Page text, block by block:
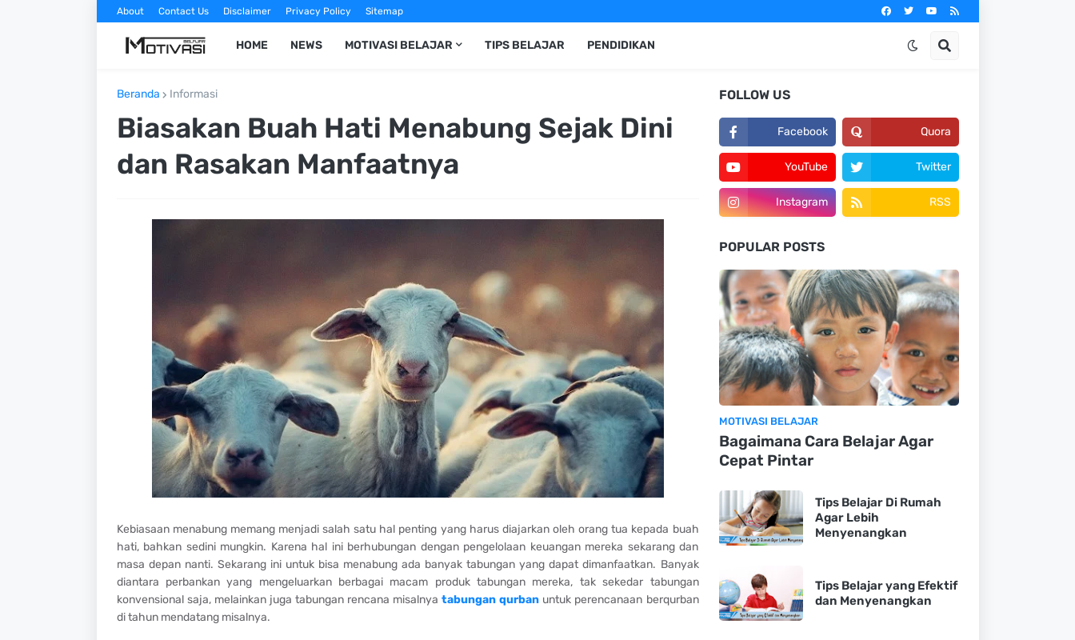
About Contact Us Disclaimer Privacy Policy Sitemap
HOME NEWS MOTIVASI BELAJAR TIPS BELAJAR PENDIDIKAN
Beranda Informasi
Biasakan Buah Hati Menabung Sejak Dini
dan Rasakan Manfaatnya
Kebiasaan menabung memang menjadi salah satu hal penting yang harus diajarkan oleh orang tua kepada buah
hati, bahkan sedini mungkin. Karena hal ini berhubungan dengan pengelolaan keuangan mereka sekarang dan
masa depan nanti. Sekarang ini untuk bisa menabung ada banyak tabungan yang dapat dimanfaatkan. Banyak
diantara perbankan yang mengeluarkan berbagai macam produk tabungan mereka, tak sekedar tabungan
konvensional saja, melainkan juga tabungan rencana misalnyatabungan qurban untuk perencanaan berqurban
di tahun mendatang misalnya.
FOLLOW US
Facebook Quora
YouTube Twitter
Instagram RSS
POPULAR POSTS
MOTIVASI BELAJAR
Bagaimana Cara Belajar Agar
Cepat Pintar
Tips Belajar Di Rumah
Agar Lebih
Menyenangkan
Tips Belajar yang Efektif
dan Menyenangkan